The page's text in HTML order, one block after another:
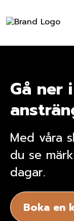
Gå ner
Med våra
du se
dagar.
Boka en